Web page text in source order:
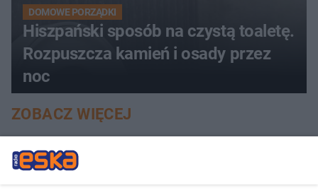
DOMOWE PORZĄDKI
Hiszpański sposób na czystą toaletę.
Rozpuszcza kamień i osady przez
noc
ZOBACZ WIĘCEJ